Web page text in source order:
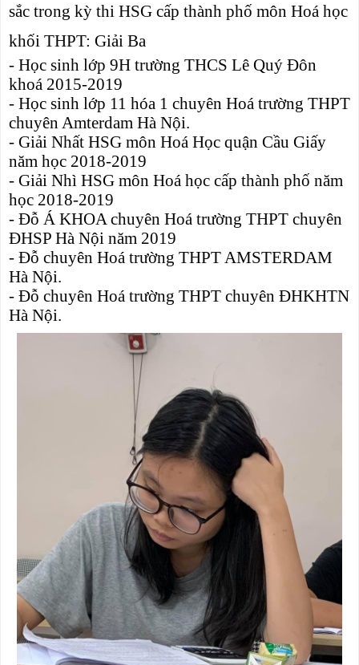
sắc trong kỳ thi HSG cấp thành phố môn Hoá học
khối THPT: Giải Ba
- Học sinh lớp 9H trường THCS Lê Quý Đôn
khoá 2015-2019
- Học sinh lớp 11 hóa 1 chuyên Hoá trường THPT
chuyên Amterdam Hà Nội.
- Giải Nhất HSG môn Hoá Học quận Cầu Giấy
năm học 2018-2019
- Giải Nhì HSG môn Hoá học cấp thành phố năm
học 2018-2019
- Đỗ Á KHOA chuyên Hoá trường THPT chuyên
ĐHSP Hà Nội năm 2019
- Đỗ chuyên Hoá trường THPT AMSTERDAM
Hà Nội.
- Đỗ chuyên Hoá trường THPT chuyên ĐHKHTN
Hà Nội.